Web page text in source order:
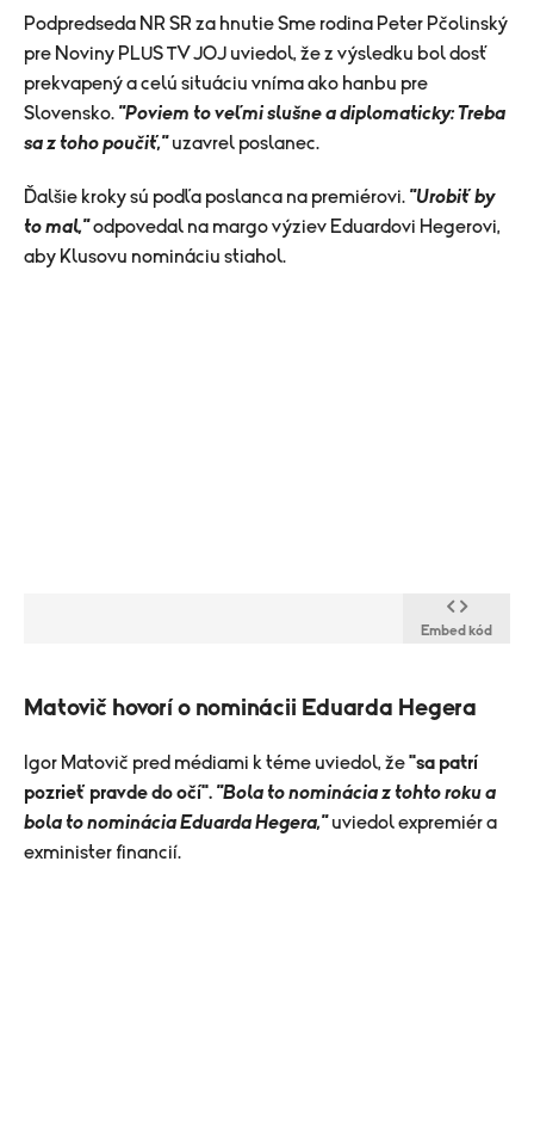
Podpredseda NR SR za hnutie Sme rodina Peter Pčolinský
pre Noviny PLUS TV JOJ uviedol, že z výsledku bol dosť
prekvapený a celú situáciu vníma ako hanbu pre
Slovensko. "Poviem to veľmi slušne a diplomaticky: Treba
sa z toho poučiť,"uzavrel poslanec.
Ďalšie kroky sú podľa poslanca na premiérovi. "Urobiť by
to mal,"odpovedal na margo výziev Eduardovi Hegerovi,
aby Klusovu nomináciu stiahol.
Embed kód
Matovič hovorí o nominácii Eduarda Hegera
Igor Matovič pred médiami k téme uviedol, že"sa patrí
pozrieť pravde do očí". "Bola to nominácia z tohto roku a
bola to nominácia Eduarda Hegera,"uviedol expremiér a
exminister financií.